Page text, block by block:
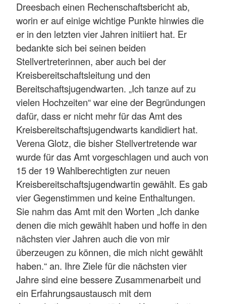
Dreesbach einen Rechenschaftsbericht ab,
worin er auf einige wichtige Punkte hinwies die
er in den letzten vier Jahren initiiert hat. Er
bedankte sich bei seinen beiden
Stellvertreterinnen, aber auch bei der
Kreisbereitschaftsleitung und den
Bereitschaftsjugendwarten. „Ich tanze auf zu
vielen Hochzeiten“ war eine der Begründungen
dafür, dass er nicht mehr für das Amt des
Kreisbereitschaftsjugendwarts kandidiert hat.
Verena Glotz, die bisher Stellvertretende war
wurde für das Amt vorgeschlagen und auch von
15 der 19 Wahlberechtigten zur neuen
Kreisbereitschaftsjugendwartin gewählt. Es gab
vier Gegenstimmen und keine Enthaltungen.
Sie nahm das Amt mit den Worten „Ich danke
denen die mich gewählt haben und hoffe in den
nächsten vier Jahren auch die von mir
überzeugen zu können, die mich nicht gewählt
haben.“ an. Ihre Ziele für die nächsten vier
Jahre sind eine bessere Zusammenarbeit und
ein Erfahrungsaustausch mit dem